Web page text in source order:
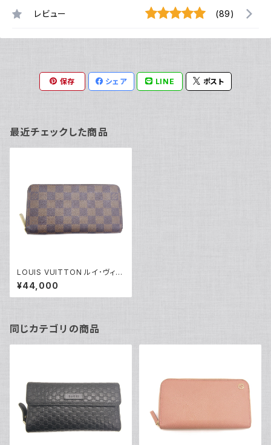
レビュー (89)
保存 シェア LINE ポスト
最近チェックした商品
LOUIS VUITTON ルイ･ヴィト
ン 長財布 N60015 ダミエ・エ
ベヌ ジッピー・ウォレット ブラウ
ン Y05198
¥44,000
同じカテゴリの商品